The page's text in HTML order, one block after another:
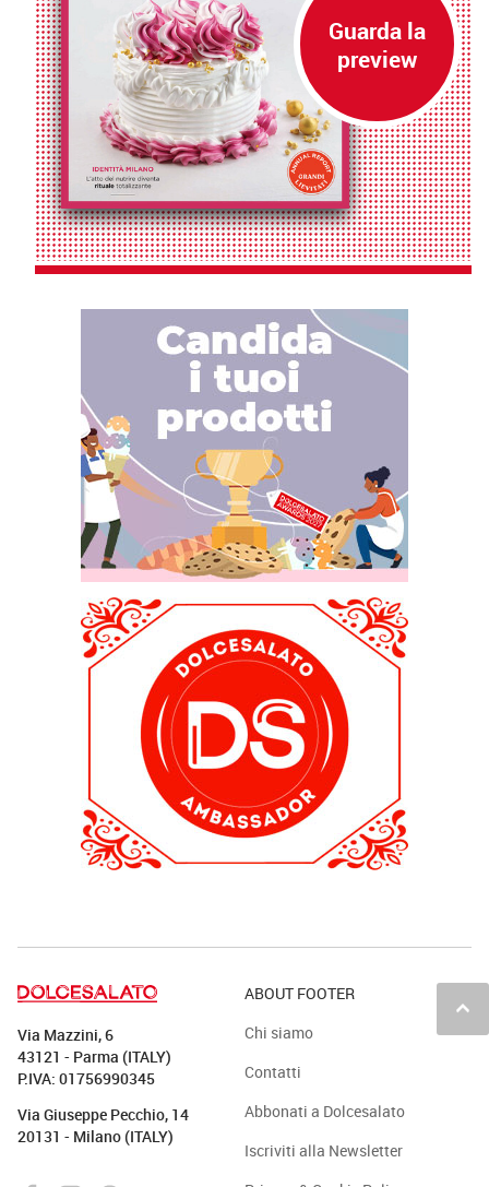
keyboard_arrow_up
Via Mazzini, 6
43121 - Parma (ITALY)
P.IVA: 01756990345
Via Giuseppe Pecchio, 14
20131 - Milano (ITALY)
ABOUT FOOTER
Chi siamo
Contatti
Abbonati a Dolcesalato
Iscriviti alla Newsletter